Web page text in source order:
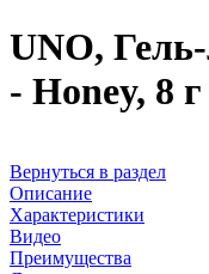
UNO,
- Honey, 8 г
Вернуться в раздел
Описание
Характеристики
Видео
Преимущества